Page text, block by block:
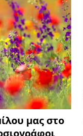
μας στο